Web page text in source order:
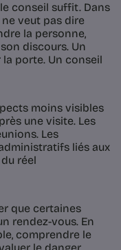
conseil suffit. Dans
veut pas dire
la personne,
discours. Un
porte. Un conseil
moins visibles
une visite. Les
Les
liés aux
réel
que certaines
rendez-vous. En
comprendre le